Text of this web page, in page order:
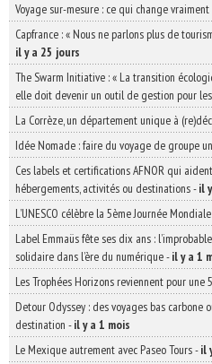
Voyage sur-mesure : ce qui change vraiment
Capfrance : « Nous ne parlons plus de
il y a 25 jours
The Swarm Initiative : « La transition
elle doit devenir un outil de gestion pour
La Corrèze, un département unique à
Idée Nomade : faire du voyage de groupe
Ces labels et certifications AFNOR qui
hébergements, activités ou destinations-il
L’UNESCO célèbre la 5ème Journée
Label Emmaüs fête ses dix ans :
solidaire dans l’ère du numérique-il y a 1
Les Trophées Horizons reviennent pour une
Detour Odyssey : des voyages bas carbone
destination -il y a 1 mois
Le Mexique autrement avec Paseo Tours-il